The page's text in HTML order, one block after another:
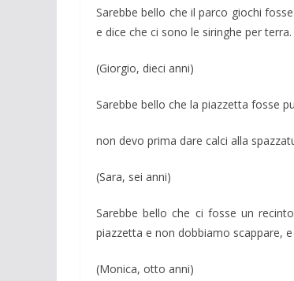
Sarebbe bello che il parco giochi
e dice che ci sono le siringhe per
(Giorgio, dieci anni)
Sarebbe bello che la piazzetta fosse
non devo prima dare calci alla
(Sara, sei anni)
Sarebbe bello che ci fosse un
piazzetta e non dobbiamo scappare,
(Monica, otto anni)